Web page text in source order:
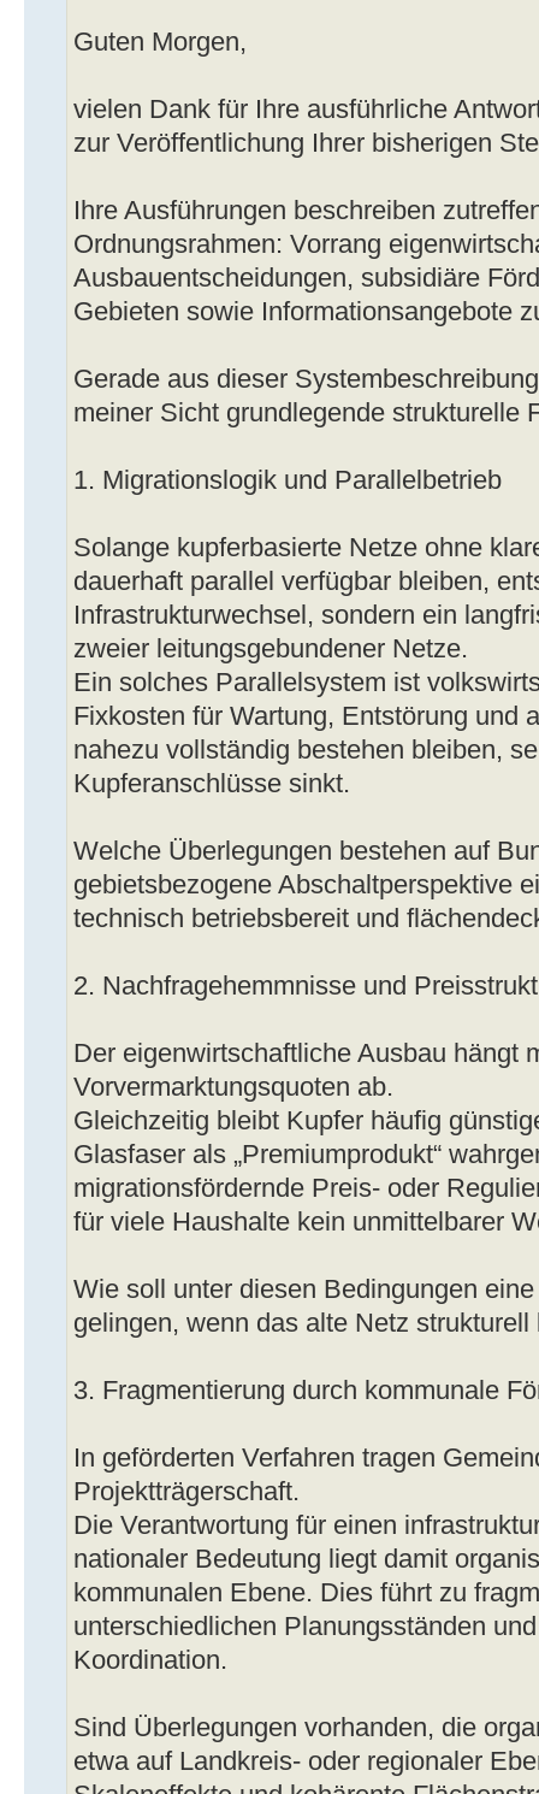
Guten Morgen,
vielen Dank für Ihre ausführliche
zur Veröffentlichung Ihrer bisherigen
Ihre Ausführungen beschreiben
Ordnungsrahmen: Vorrang
Ausbauentscheidungen, subsidiäre
Gebieten sowie Informationsangebote
Gerade aus dieser
meiner Sicht grundlegende strukturelle
1. Migrationslogik und Parallelbetrieb
Solange kupferbasierte Netze ohne
dauerhaft parallel verfügbar bleiben,
Infrastrukturwechsel, sondern ein
zweier leitungsgebundener Netze.
Ein solches Parallelsystem ist
Fixkosten für Wartung, Entstörung und
nahezu vollständig bestehen bleiben,
Kupferanschlüsse sinkt.
Welche Überlegungen bestehen auf
gebietsbezogene Abschaltperspektive
technisch betriebsbereit und
2. Nachfragehemmnisse und
Der eigenwirtschaftliche Ausbau hängt
Vorvermarktungsquoten ab.
Gleichzeitig bleibt Kupfer häufig
Glasfaser als „Premiumprodukt“
migrationsfördernde Preis- oder
für viele Haushalte kein unmittelbarer
Wie soll unter diesen Bedingungen
gelingen, wenn das alte Netz
3. Fragmentierung durch kommunale
In geförderten Verfahren tragen
Projektträgerschaft.
Die Verantwortung für einen
nationaler Bedeutung liegt damit
kommunalen Ebene. Dies führt zu
unterschiedlichen Planungsständen
Koordination.
Sind Überlegungen vorhanden, die
etwa auf Landkreis- oder regionaler